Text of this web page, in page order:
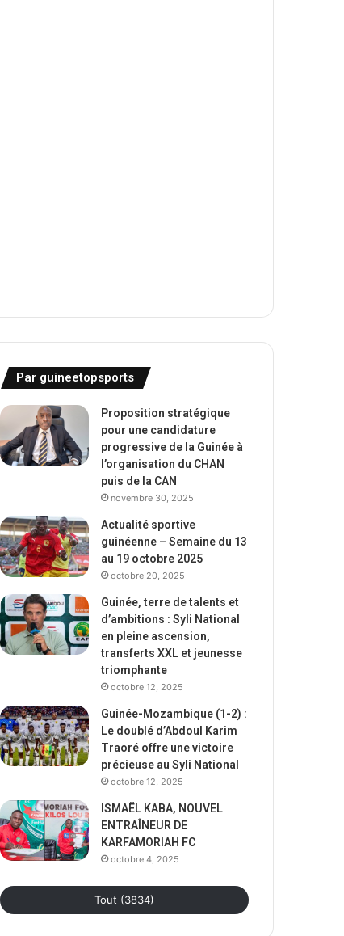
Par guineetopsports
Proposition stratégique
pour une candidature
progressive de la Guinée à
l’organisation du CHAN
puis de la CAN
novembre 30, 2025
Actualité sportive
guinéenne – Semaine du 13
au 19 octobre 2025
octobre 20, 2025
Guinée, terre de talents et
d’ambitions : Syli National
en pleine ascension,
transferts XXL et jeunesse
triomphante
octobre 12, 2025
Guinée-Mozambique (1-2) :
Le doublé d’Abdoul Karim
Traoré offre une victoire
précieuse au Syli National
octobre 12, 2025
ISMAËL KABA, NOUVEL
ENTRAÎNEUR DE
KARFAMORIAH FC
octobre 4, 2025
Tout (3834)